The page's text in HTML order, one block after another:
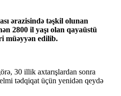
ərazisində təşkil olunan
2800 il yaşı olan qayaüstü
müəyyən edilib.
30 illik axtarışlardan sonra
tədqiqat üçün yenidən qeydə